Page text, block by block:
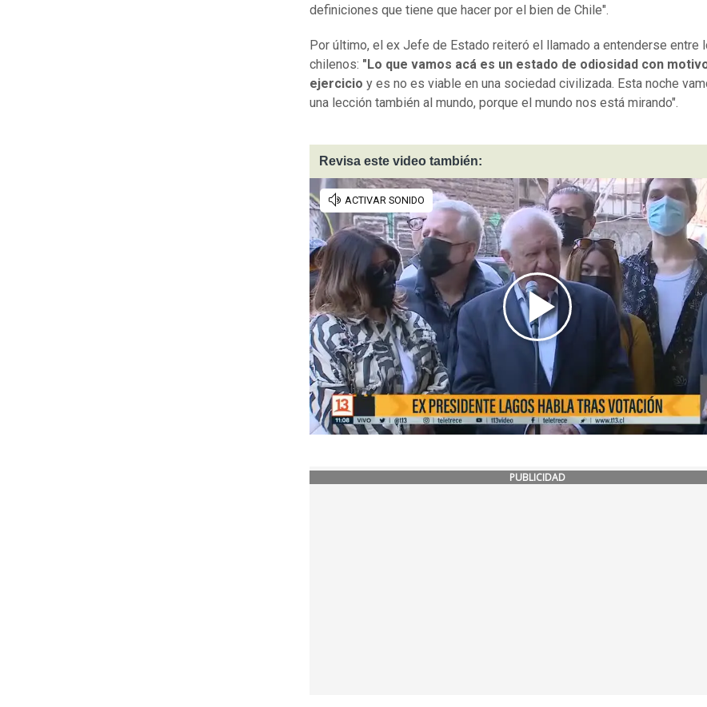
definiciones que tiene que hacer por el bien de Chile".
Por último, el ex Jefe de Estado reiteró el llamado a entenderse entre
chilenos: "Lo que vamos acá es un estado de odiosidad con
ejercicio y es no es viable en una sociedad civilizada. Esta noche
una lección también al mundo, porque el mundo nos está mirando".
Revisa este video también:
PUBLICIDAD